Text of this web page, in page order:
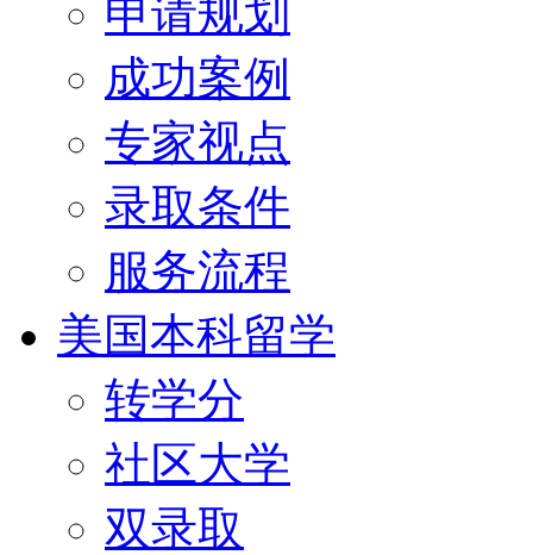
申请规划
成功案例
专家视点
录取条件
服务流程
美国本科留学
转学分
社区大学
双录取